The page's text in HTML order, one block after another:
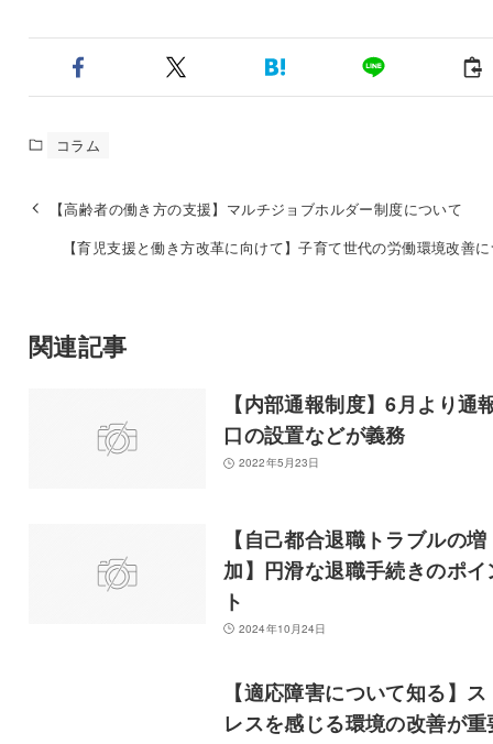
コラム
【高齢者の働き方の支援】マルチジョブホルダー制度について
【育児支援と働き方改革に向けて】子育て世代の労働環境改善
関連記事
【内部通報制度】6月より通
口の設置などが義務
2022年5月23日
【自己都合退職トラブルの増
加】円滑な退職手続きのポイ
ト
2024年10月24日
【適応障害について知る】ス
レスを感じる環境の改善が重